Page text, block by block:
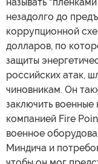
незадолго до
коррупционной
долларов, по
защиты
российских атак,
чиновникам. Он
заключить
компанией Fire
военное
Миндича и